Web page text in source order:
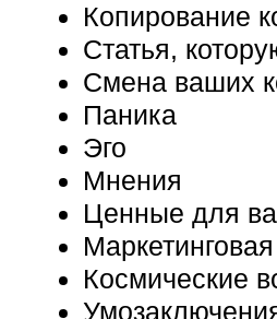
Копирование
Статья,
Смена ваших
Паника
Эго
Мнения
Ценные для
Космические